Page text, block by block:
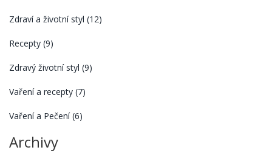
Zdraví a životní styl (12)
Recepty (9)
Zdravý životní styl (9)
Vaření a recepty (7)
Vaření a Pečení(6)
Archivy